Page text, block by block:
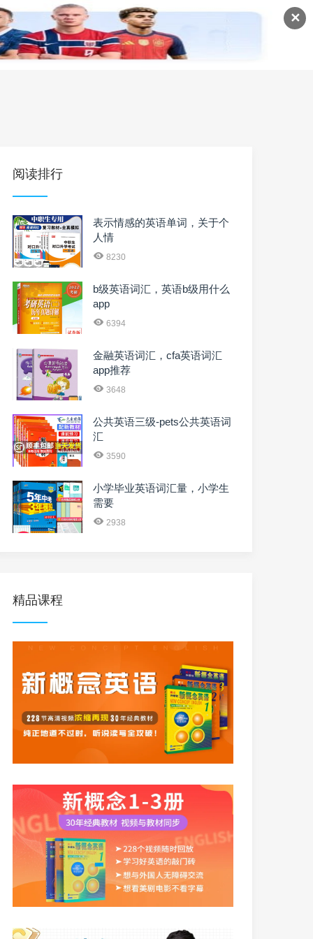
✕
英语课程 英语资料
阅读排行
表示情感的英语单词，关于个
人情
8230
b级英语词汇，英语b级用什么
app
6394
金融英语词汇，cfa英语词汇
app推荐
3648
公共英语三级-pets公共英语词
汇
3590
小学毕业英语词汇量，小学生
需要
2938
精品课程